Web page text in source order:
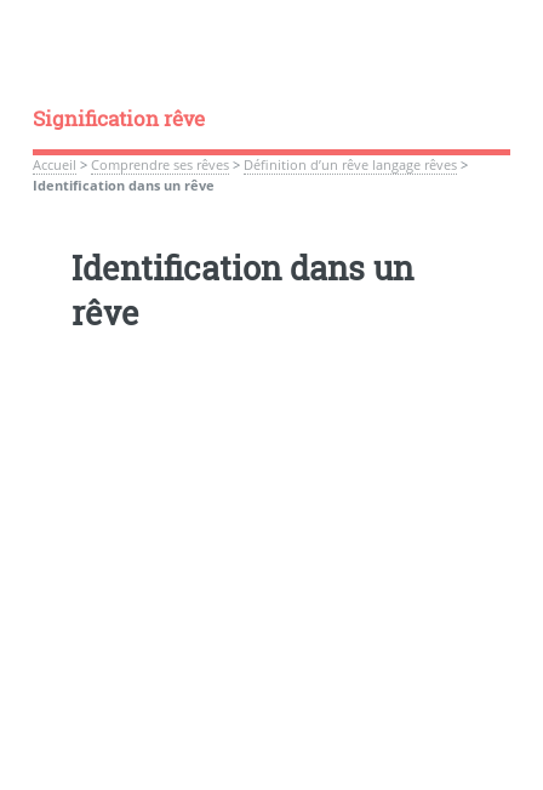
Signification rêve
Accueil > Comprendre ses rêves> Définition d’un rêve langage rêves>
Identification dans un rêve
Identification dans un
rêve